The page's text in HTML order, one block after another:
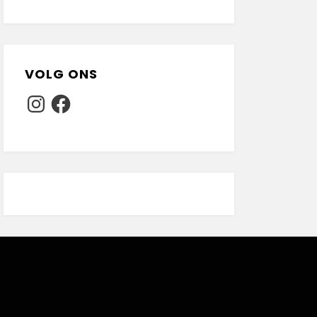
VOLG ONS
InstagramFacebook